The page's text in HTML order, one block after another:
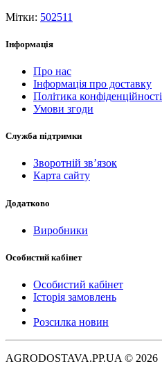
Мітки: 502511
Інформація
Про нас
Інформація про доставку
Політика конфіденційності
Умови згоди
Служба підтримки
Зворотній зв’язок
Карта сайту
Додатково
Виробники
Особистий кабінет
Особистий кабінет
Історія замовлень
Розсилка новин
AGRODOSTAVA.PP.UA © 2026